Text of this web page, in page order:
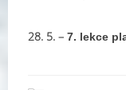
28. 5. – 7. lekce